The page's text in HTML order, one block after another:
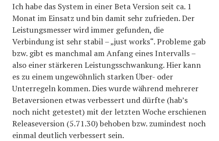
Ich habe das System in einer Beta Version seit ca. 1
Monat im Einsatz und bin damit sehr zufrieden. Der
Leistungsmesser wird immer gefunden, die
Verbindung ist sehr stabil – „just works“. Probleme gab
bzw. gibt es manchmal am Anfang eines Intervalls –
also einer stärkeren Leistungsschwankung. Hier kann
es zu einem ungewöhnlich starken Über- oder
Unterregeln kommen. Dies wurde während mehrerer
Betaversionen etwas verbessert und dürfte (hab’s
noch nicht getestet) mit der letzten Woche erschienen
Releaseversion (5.71.30) behoben bzw. zumindest noch
einmal deutlich verbessert sein.